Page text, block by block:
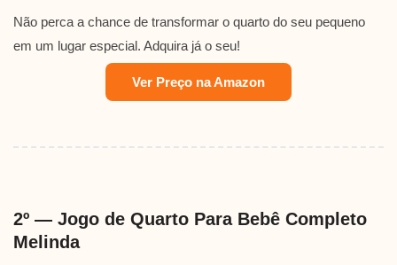
Não perca a chance de transformar o quarto do seu pequeno
em um lugar especial. Adquira já o seu!
Ver Preço na Amazon
2º — Jogo de Quarto Para Bebê Completo
Melinda